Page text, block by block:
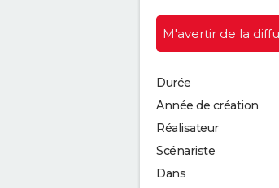
M'avertir de la
Durée
Année de création
Réalisateur
Scénariste
Dans